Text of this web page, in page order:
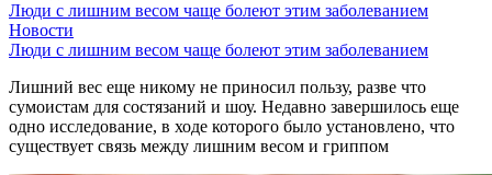
Люди с лишним весом чаще болеют этим заболеванием
Новости
Люди с лишним весом чаще болеют этим заболеванием
Лишний вес еще никому не приносил пользу, разве что
сумоистам для состязаний и шоу. Недавно завершилось еще
одно исследование, в ходе которого было установлено, что
существует связь между лишним весом и гриппом